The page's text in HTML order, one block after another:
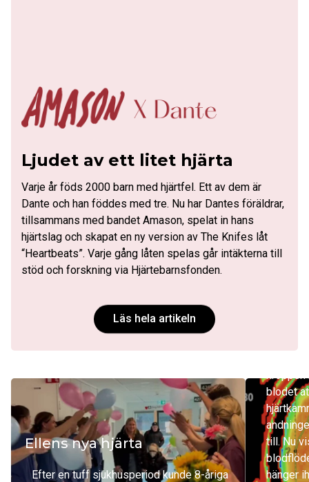
Ljudet av ett litet hjärta
Varje år föds 2000 barn med hjärtfel. Ett av dem är
Dante och han föddes med tre. Nu har Dantes föräldrar,
tillsammans med bandet Amason, spelat in hans
hjärtslag och skapat en ny version av The Knifes låt
“Heartbeats”. Varje gång låten spelas går intäkterna till
stöd och forskning via Hjärtebarnsfonden.
Läs hela artikeln
Ellens nya hjärta
Efter en tuff sjukhusperiod kunde 8-åriga
kroppen
blodet
till. Nu
hänger